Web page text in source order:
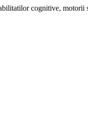
cognitive, motorii